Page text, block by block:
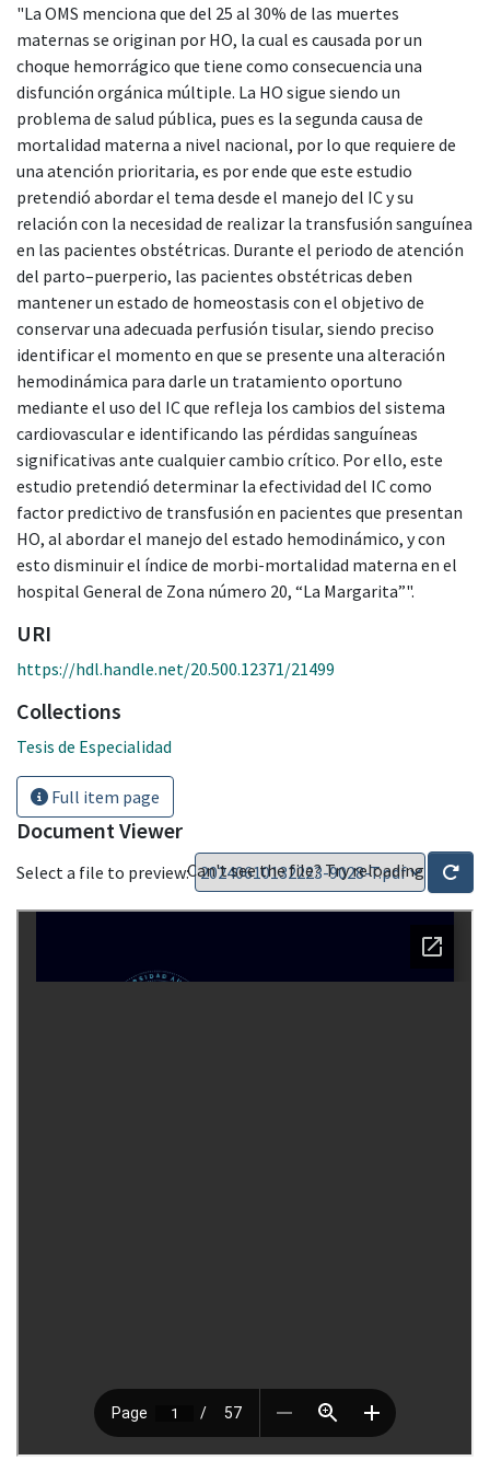
"La OMS menciona que del 25 al 30% de las muertes
maternas se originan por HO, la cual es causada por un
choque hemorrágico que tiene como consecuencia una
disfunción orgánica múltiple. La HO sigue siendo un
problema de salud pública, pues es la segunda causa de
mortalidad materna a nivel nacional, por lo que requiere de
una atención prioritaria, es por ende que este estudio
pretendió abordar el tema desde el manejo del IC y su
relación con la necesidad de realizar la transfusión sanguínea
en las pacientes obstétricas. Durante el periodo de atención
del parto–puerperio, las pacientes obstétricas deben
mantener un estado de homeostasis con el objetivo de
conservar una adecuada perfusión tisular, siendo preciso
identificar el momento en que se presente una alteración
hemodinámica para darle un tratamiento oportuno
mediante el uso del IC que refleja los cambios del sistema
cardiovascular e identificando las pérdidas sanguíneas
significativas ante cualquier cambio crítico. Por ello, este
estudio pretendió determinar la efectividad del IC como
factor predictivo de transfusión en pacientes que presentan
HO, al abordar el manejo del estado hemodinámico, y con
esto disminuir el índice de morbi-mortalidad materna en el
hospital General de Zona número 20, “La Margarita”".
URI
https://hdl.handle.net/20.500.12371/21499
Collections
Tesis de Especialidad
Full item page
Document Viewer
Select a file to preview:Can't see the file? Try reloading